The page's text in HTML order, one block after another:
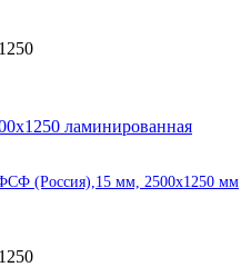
(Россия),15 мм, 2500x1250 мм